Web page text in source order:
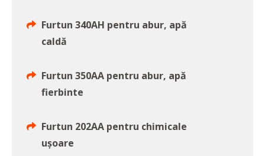
Furtun 340AH pentru abur, apă
caldă
Furtun 350AA pentru abur, apă
fierbinte
Furtun 202AA pentru chimicale
uşoare